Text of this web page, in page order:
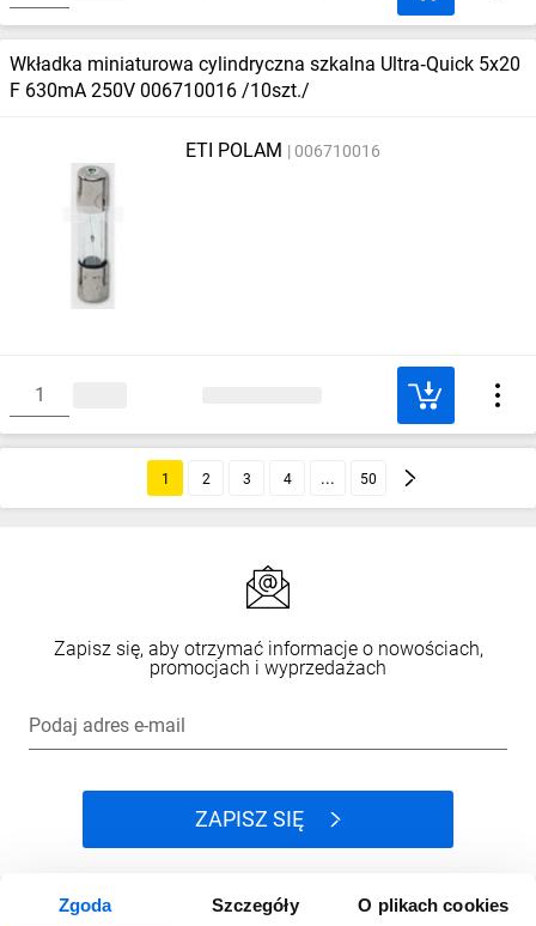
Zgoda Szczegóły O plikach cookies
Wkładka miniaturowa cylindryczna szkalna Ultra‑Quick 5x20
F 630mA 250V 006710016 /10szt./
ETI POLAM 006710016
1 2 3 4 50
Zapisz się, aby otrzymać informacje o nowościach,
promocjach i wyprzedażach
Podaj adres e-mail
ZAPISZ SIĘ